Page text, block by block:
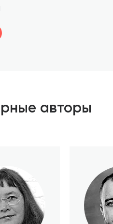
авторы